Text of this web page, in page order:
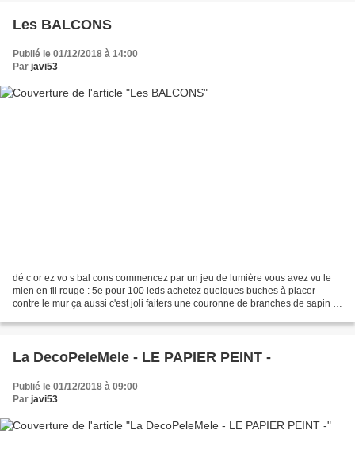
Les BALCONS
Publié le 01/12/2018 à 14:00
Par javi53
dé c or ez vo s bal cons commencez par un jeu de lumière vous avez vu le
mien en fil rouge : 5e pour 100 leds achetez quelques buches à placer
contre le mur ça aussi c'est joli faiters une couronne de branches de sapin et
La DecoPeleMele - LE PAPIER PEINT -
Publié le 01/12/2018 à 09:00
Par javi53